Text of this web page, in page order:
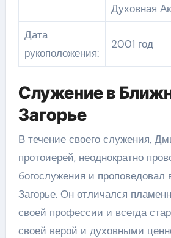
Духовная
Дата
рукоположения:
2001 год
Служение в
Загорье
В течение своего служения,
протоиерей, неоднократно
богослужения и
Загорье. Он отличался
своей профессии и всегда
своей верой и духовными